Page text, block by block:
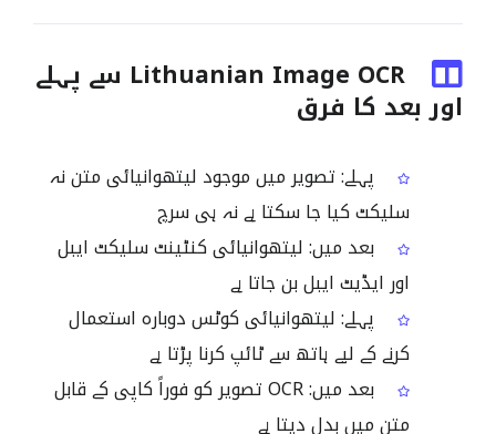
Lithuanian Image OCR سے پہلے
اور بعد کا فرق
پہلے: تصویر میں موجود لیتھوانیائی متن نہ
سلیکٹ کیا جا سکتا ہے نہ ہی سرچ
بعد میں: لیتھوانیائی کنٹینٹ سلیکٹ ایبل
اور ایڈیٹ ایبل بن جاتا ہے
پہلے: لیتھوانیائی کوٹس دوبارہ استعمال
کرنے کے لیے ہاتھ سے ٹائپ کرنا پڑتا ہے
بعد میں: OCR تصویر کو فوراً کاپی کے قابل
متن میں بدل دیتا ہے